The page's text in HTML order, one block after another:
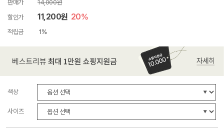
판매가
14,000원
할인가
11,200원 20%
적립금 1%
색상
사이즈